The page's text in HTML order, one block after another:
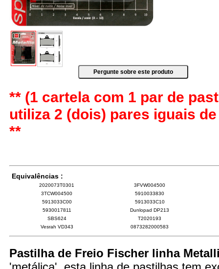
** (1 cartela com 1 par de
utiliza 2 (dois) pares iguais
**
Equivalências :
2020073T0301
3FVW004500
3TCW004500
5910033830
5913033C00
5913033C10
5930017811
Dunlopad DP213
SBS624
T2020193
Vesrah VD343
0873282000583
Pastilha de Freio Fischer linha